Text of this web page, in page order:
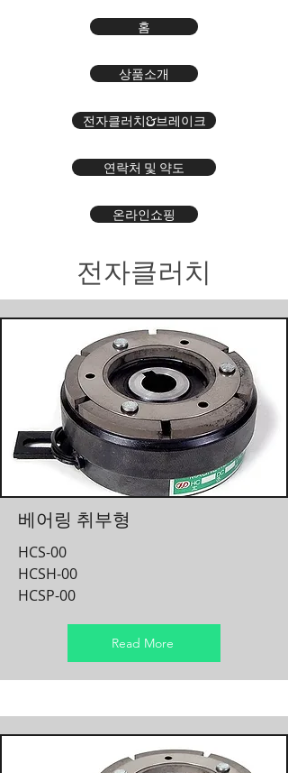
홈
상품소개
전자클러치&브레이크
연락처 및 약도
온라인쇼핑
전자클러치
​베어링 취부형
HCS-00
HCSH-00
HCSP-00
Read More